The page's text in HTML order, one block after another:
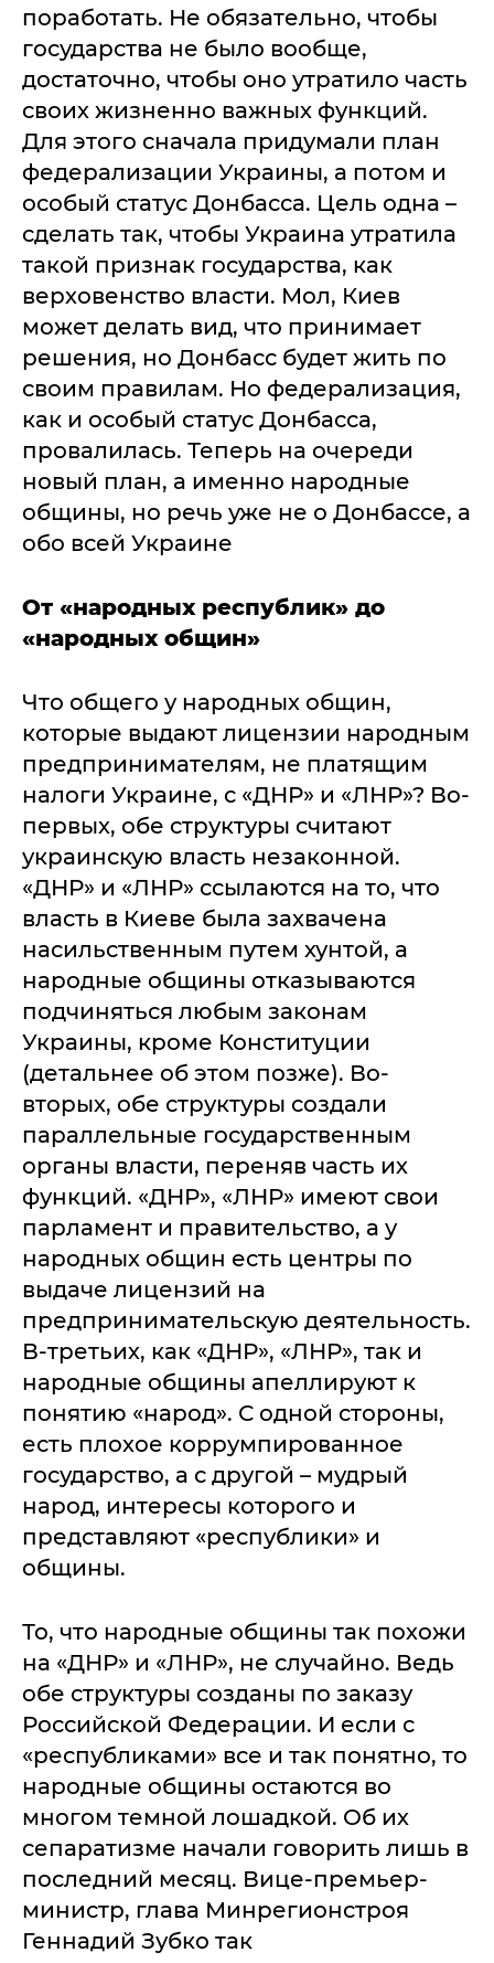
поработать. Не обязательно, чтобы
государства не было вообще,
достаточно, чтобы оно утратило часть
своих жизненно важных функций.
Для этого сначала придумали план
федерализации Украины, а потом и
особый статус Донбасса. Цель одна –
сделать так, чтобы Украина утратила
такой признак государства, как
верховенство власти. Мол, Киев
может делать вид, что принимает
решения, но Донбасс будет жить по
своим правилам. Но федерализация,
как и особый статус Донбасса,
провалилась. Теперь на очереди
новый план, а именно народные
общины, но речь уже не о Донбассе, а
обо всей Украине
От «народных республик» до
«народных общин»
Что общего у народных общин,
которые выдают лицензии народным
предпринимателям, не платящим
налоги Украине, с «ДНР» и «ЛНР»? Во-
первых, обе структуры считают
украинскую власть незаконной.
«ДНР» и «ЛНР» ссылаются на то, что
власть в Киеве была захвачена
насильственным путем хунтой, а
народные общины отказываются
подчиняться любым законам
Украины, кроме Конституции
(детальнее об этом позже). Во-
вторых, обе структуры создали
параллельные государственным
органы власти, переняв часть их
функций. «ДНР», «ЛНР» имеют свои
парламент и правительство, а у
народных общин есть центры по
выдаче лицензий на
предпринимательскую деятельность.
В-третьих, как «ДНР», «ЛНР», так и
народные общины апеллируют к
понятию «народ». С одной стороны,
есть плохое коррумпированное
государство, а с другой – мудрый
народ, интересы которого и
представляют «республики» и
общины.
То, что народные общины так похожи
на «ДНР» и «ЛНР», не случайно. Ведь
обе структуры созданы по заказу
Российской Федерации. И если с
«республиками» все и так понятно, то
народные общины остаются во
многом темной лошадкой. Об их
сепаратизме начали говорить лишь в
последний месяц. Вице-премьер-
министр, глава Минрегионстроя
Геннадий Зубко так